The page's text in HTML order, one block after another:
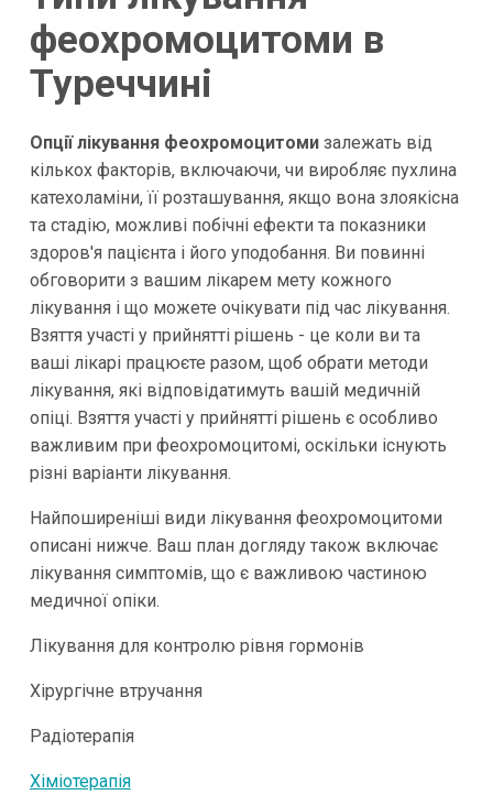
феохромоцитоми в
Туреччині
Опції лікування феохромоцитомизалежать від
кількох факторів, включаючи, чи виробляє пухлина
катехоламіни, її розташування, якщо вона злоякісна
та стадію, можливі побічні ефекти та показники
здоров'я пацієнта і його уподобання. Ви повинні
обговорити з вашим лікарем мету кожного
лікування і що можете очікувати під час лікування.
Взяття участі у прийнятті рішень - це коли ви та
ваші лікарі працюєте разом, щоб обрати методи
лікування, які відповідатимуть вашій медичній
опіці. Взяття участі у прийнятті рішень є особливо
важливим при феохромоцитомі, оскільки існують
різні варіанти лікування.
Найпоширеніші види лікування феохромоцитоми
описані нижче. Ваш план догляду також включає
лікування симптомів, що є важливою частиною
медичної опіки.
Лікування для контролю рівня гормонів
Хірургічне втручання
Радіотерапія
Хіміотерапія